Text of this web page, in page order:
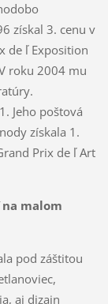
získal 3. cenu v
de ľ Exposition
roku 2004 mu
Jeho poštová
získala 1.
Prix de ľ Art
malom
pod záštitou
aj dizajn